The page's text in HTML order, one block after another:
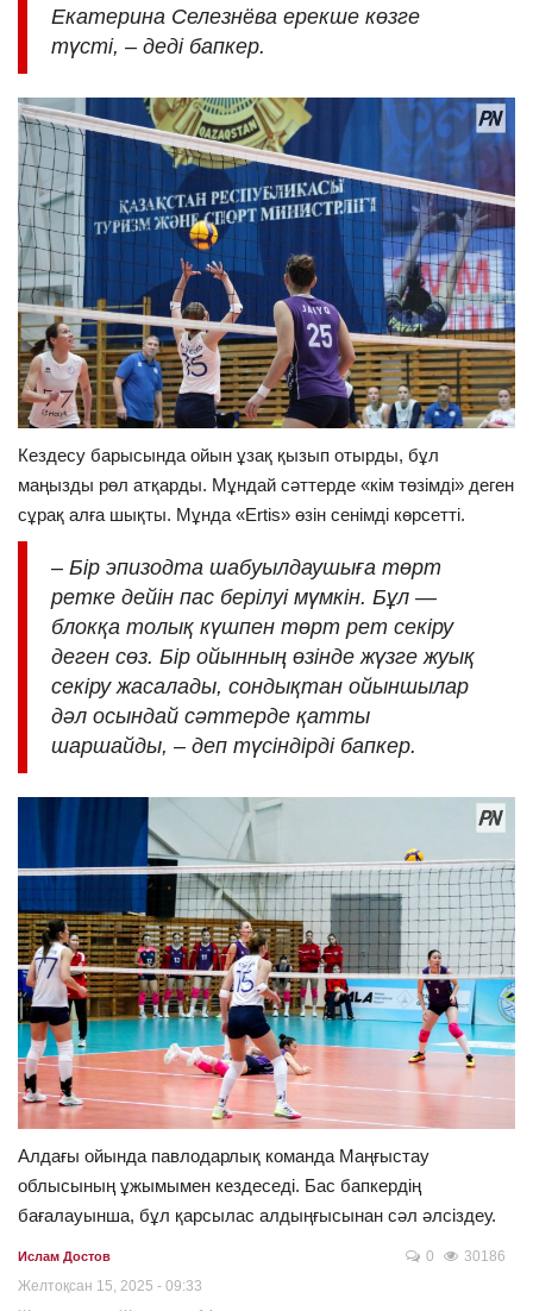
Екатерина Селезнёва ерекше көзге
түсті, – деді бапкер.
Кездесу барысында ойын ұзақ қызып отырды, бұл
маңызды рөл атқарды. Мұндай сәттерде «кім төзімді» деген
сұрақ алға шықты. Мұнда «Ertis» өзін сенімді көрсетті.
– Бір эпизодта шабуылдаушыға төрт
ретке дейін пас берілуі мүмкін. Бұл —
блокқа толық күшпен төрт рет секіру
деген сөз. Бір ойынның өзінде жүзге жуық
секіру жасалады, сондықтан ойыншылар
дәл осындай сәттерде қатты
шаршайды, – деп түсіндірді бапкер.
Алдағы ойында павлодарлық команда Маңғыстау
облысының ұжымымен кездеседі. Бас бапкердің
бағалауынша, бұл қарсылас алдыңғысынан сәл әлсіздеу.
Ислам Достов
Желтоқсан 15, 2025 - 09:33
0 30186